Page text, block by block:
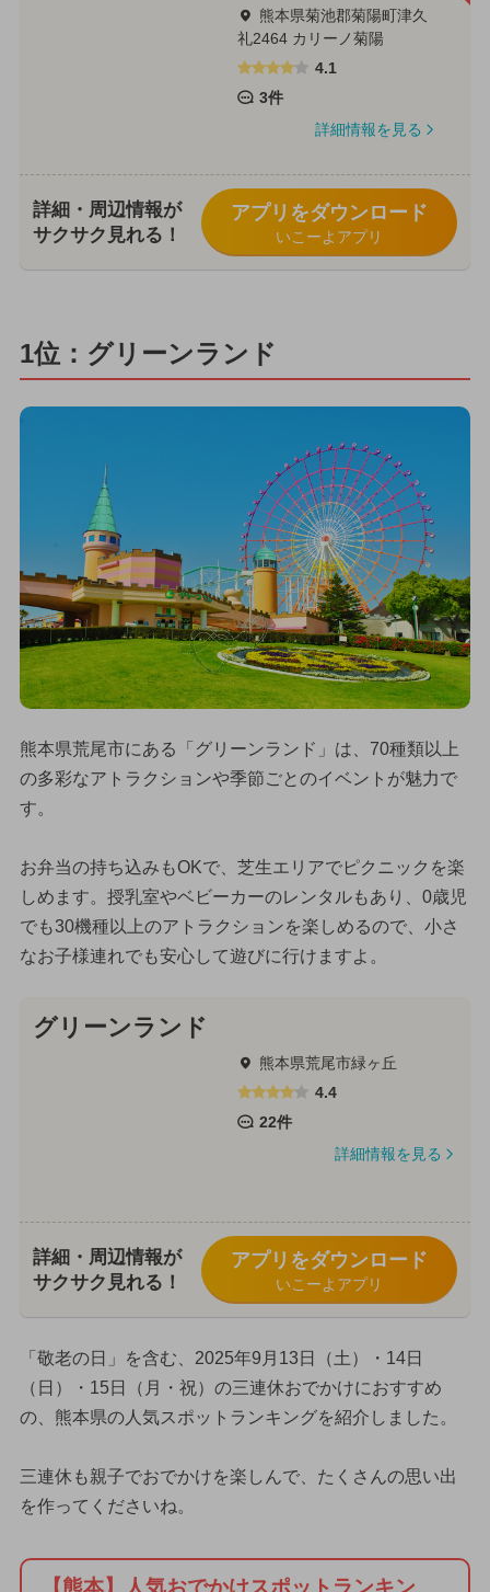
熊本県菊池郡菊陽町津久
礼2464 カリーノ菊陽
4.1
3件
詳細情報を見る
詳細・周辺情報が
サクサク見れる！
アプリをダウンロード
いこーよアプリ
1位：グリーンランド
熊本県荒尾市にある「グリーンランド」は、70種類以上
の多彩なアトラクションや季節ごとのイベントが魅力で
す。
お弁当の持ち込みもOKで、芝生エリアでピクニックを楽
しめます。授乳室やベビーカーのレンタルもあり、0歳児
でも30機種以上のアトラクションを楽しめるので、小さ
なお子様連れでも安心して遊びに行けますよ。
グリーンランド
熊本県荒尾市緑ヶ丘
4.4
22件
詳細情報を見る
詳細・周辺情報が
サクサク見れる！
アプリをダウンロード
いこーよアプリ
「敬老の日」を含む、2025年9月13日（土）・14日
（日）・15日（月・祝）の三連休おでかけにおすすめ
の、熊本県の人気スポットランキングを紹介しました。
三連休も親子でおでかけを楽しんで、たくさんの思い出
を作ってくださいね。
【熊本】人気おでかけスポットランキン